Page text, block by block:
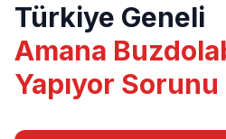
Türkiye Geneli
Amana
Yapıyor Sorunu